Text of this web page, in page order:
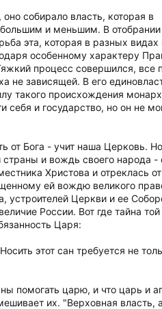
собирало власть, которая в
и меньшим. В отобрании
эта, которая в разных видах
особенному характеру
процесс совершился, все
не зависящей. В его
такого происхождения
себя и государство, но он не
от Бога - учит наша Церковь.
страны и вождь своего народа -
Христова и отреклась
ей вождю великого
устроителей Церкви и ее
России. Вот где тайна той
Царя:
этот сан требуется не
помогать царю, и что царь и
их. "Верховная власть,